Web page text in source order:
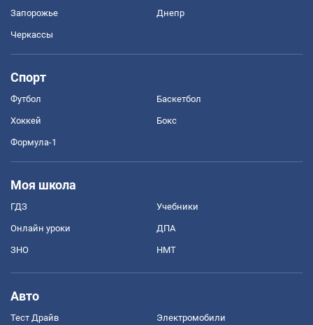
Запорожье Днепр
Черкассы
Спорт
Футбол Баскетбол
Хоккей Бокс
Формула-1
Моя школа
ГДЗ Учебники
Онлайн уроки ДПА
ЗНО НМТ
Авто
Тест Драйв Электромобили